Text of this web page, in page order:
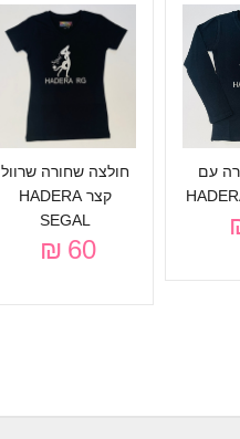
עם
חולצה שחורה שרוול
קצר HADERA
SEGAL
60 ₪